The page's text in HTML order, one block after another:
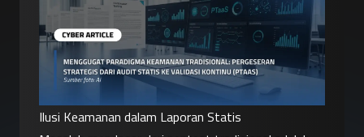
Ilusi Keamanan dalam Laporan Statis